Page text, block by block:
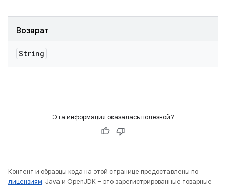
Возврат
String
Эта информация оказалась полезной?
Контент и образцы кода на этой странице предоставлены по
лицензиям. Java и OpenJDK – это зарегистрированные товарные